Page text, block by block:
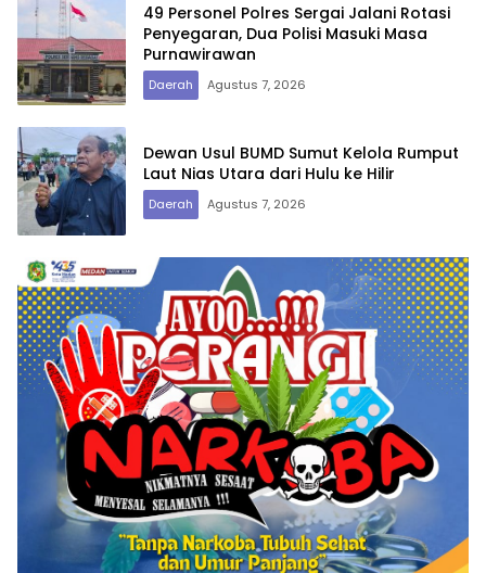
49 Personel Polres Sergai Jalani Rotasi
Penyegaran, Dua Polisi Masuki Masa
Purnawirawan
Daerah Agustus 7, 2026
Dewan Usul BUMD Sumut Kelola Rumput
Laut Nias Utara dari Hulu ke Hilir
Daerah Agustus 7, 2026